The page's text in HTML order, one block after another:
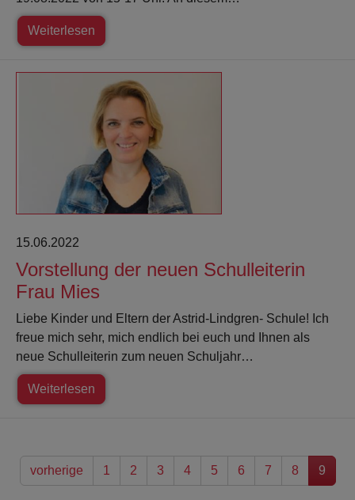
Weiterlesen
15.06.2022
Vorstellung der neuen Schulleiterin
Frau Mies
Liebe Kinder und Eltern der Astrid-Lindgren- Schule! Ich
freue mich sehr, mich endlich bei euch und Ihnen als
neue Schulleiterin zum neuen Schuljahr…
Weiterlesen
vorherige 1 2 3 4 5 6 7 8 9